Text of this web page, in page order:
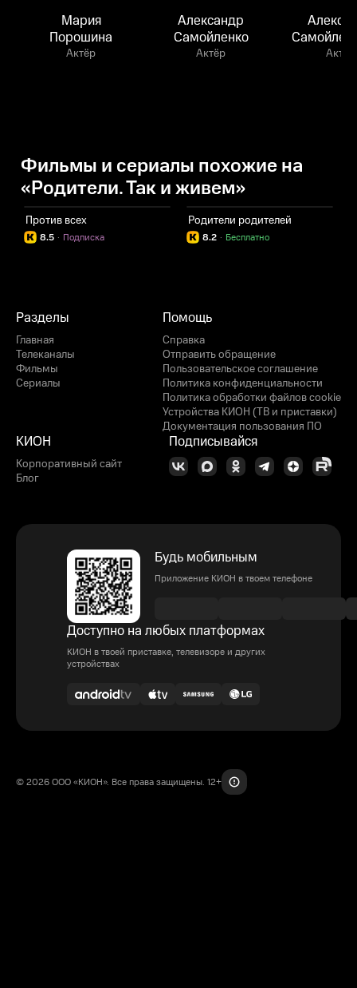
Мария
Порошина
Актёр
Александр
Самойленко
Актёр Актёр
Фильмы и сериалы похожие на
«Родители. Так и живем»
Против всех
8.5 Подписка
·
Родители родителей
8.2 Бесплатно
·
Разделы
Главная
Телеканалы
Фильмы
Сериалы
Помощь
Справка
Отправить обращение
Пользовательское соглашение
Политика конфиденциальности
Политика обработки файлов cookie
Устройства КИОН (ТВ и приставки)
Документация пользования ПО
КИОН
Корпоративный сайт
Блог
Подписывайся
Будь мобильным
Приложение КИОН в твоем телефоне
Доступно на любых платформах
КИОН в твоей приставке, телевизоре и других
устройствах
© 2026 ООО «КИОН». Все права защищены. 12+